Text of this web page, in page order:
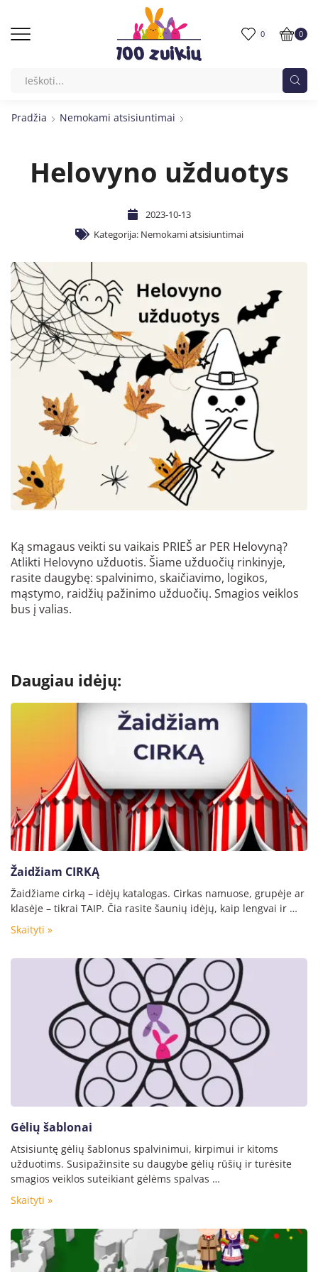
0 0
Pradžia Nemokami atsisiuntimai
Helovyno užduotys
2023-10-13
Kategorija: Nemokami atsisiuntimai
Ką smagaus veikti su vaikais PRIEŠ ar PER Helovyną?
Atlikti Helovyno užduotis. Šiame užduočių rinkinyje,
rasite daugybę: spalvinimo, skaičiavimo, logikos,
mąstymo, raidžių pažinimo užduočių. Smagios veiklos
bus į valias.
Daugiau idėjų:
Žaidžiam CIRKĄ
Žaidžiame cirką – idėjų katalogas. Cirkas namuose, grupėje ar
klasėje – tikrai TAIP. Čia rasite šaunių idėjų, kaip lengvai ir …
Skaityti »
Gėlių šablonai
Atsisiuntę gėlių šablonus spalvinimui, kirpimui ir kitoms
užduotims. Susipažinsite su daugybe gėlių rūšių ir turėsite
smagios veiklos suteikiant gėlėms spalvas …
Skaityti »